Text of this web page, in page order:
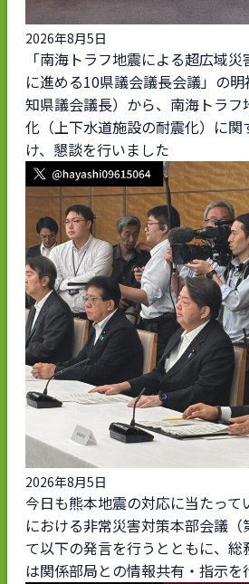
2026年8月5日
「南海トラフ地震による超広域
に進める10県議会議長会議」の
知県議会議長）から、南海トラフ
化（上下水道施設の耐震化）に関
け、懇談を行いました
2026年8月5日
今日も熊本地震の対応に当たって
における非常災害対策本部会議（
て以下の発言を行うとともに、総
は関係部局との情報共有・指示を